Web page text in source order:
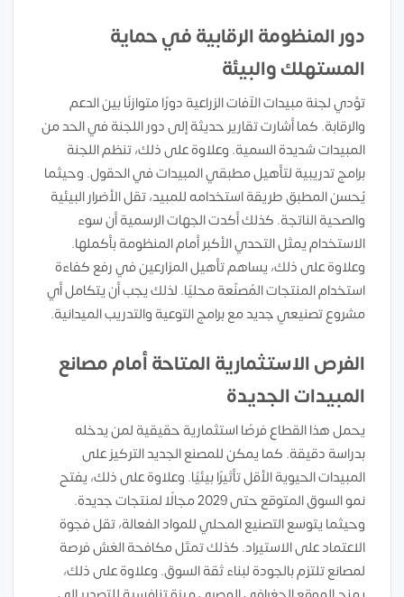
دور المنظومة الرقابية في حماية
المستهلك والبيئة
تؤدي لجنة مبيدات الآفات الزراعية دورًا متوازنًا بين الدعم
والرقابة. كما أشارت تقارير حديثة إلى دور اللجنة في الحد من
المبيدات شديدة السمية. وعلاوة على ذلك، تنظم اللجنة
برامج تدريبية لتأهيل مطبقي المبيدات في الحقول. وحيثما
يُحسن المطبق طريقة استخدامه للمبيد، تقل الأضرار البيئية
والصحية الناتجة. كذلك أكدت الجهات الرسمية أن سوء
الاستخدام يمثل التحدي الأكبر أمام المنظومة بأكملها.
وعلاوة على ذلك، يساهم تأهيل المزارعين في رفع كفاءة
استخدام المنتجات المُصنّعة محليًا. لذلك يجب أن يتكامل أي
مشروع تصنيعي جديد مع برامج التوعية والتدريب الميدانية.
الفرص الاستثمارية المتاحة أمام مصانع
المبيدات الجديدة
يحمل هذا القطاع فرصًا استثمارية حقيقية لمن يدخله
بدراسة دقيقة. كما يمكن للمصنع الجديد التركيز على
المبيدات الحيوية الأقل تأثيرًا بيئيًا. وعلاوة على ذلك، يفتح
نمو السوق المتوقع حتى 2029 مجالًا لمنتجات جديدة.
وحيثما يتوسع التصنيع المحلي للمواد الفعالة، تقل فجوة
الاعتماد على الاستيراد. كذلك تمثل مكافحة الغش فرصة
لمصانع تلتزم بالجودة لبناء ثقة السوق. وعلاوة على ذلك،